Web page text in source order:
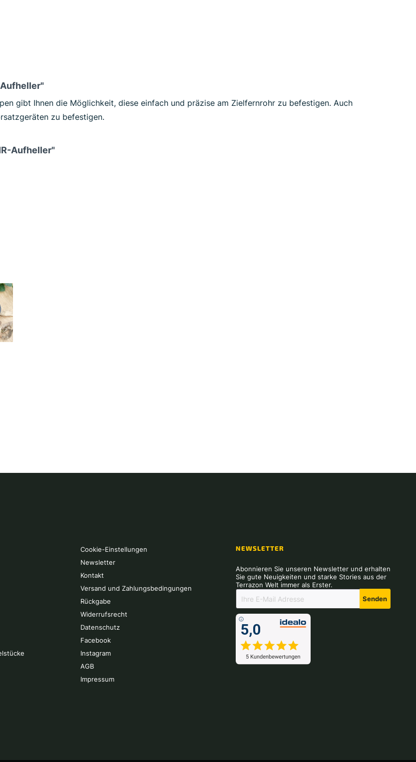
gibt Ihnen die Möglichkeit, diese einfach und präzise am Zielfernrohr zu befestigen. Auch
zu befestigen.
Aufheller"
Cookie-Einstellungen
Newsletter
Kontakt
Versand und Zahlungsbedingungen
Rückgabe
Widerrufsrecht
Datenschutz
Facebook
Instagram
AGB
Impressum
NEWSLETTER
Abonnieren Sie unseren Newsletter und erhalten
Sie gute Neuigkeiten und starke Stories aus der
Terrazon Welt immer als Erster.
Senden